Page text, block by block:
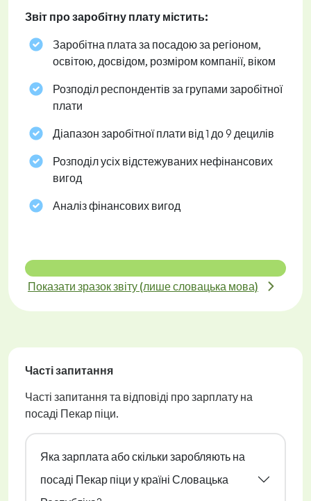
Звіт про заробітну плату містить:
Заробітна плата за посадою за регіоном,
освітою, досвідом, розміром компанії, віком
Розподіл респондентів за групами заробітної
плати
Діапазон заробітної плати від 1 до 9 децилів
Розподіл усіх відстежуваних нефінансових
вигод
Аналіз фінансових вигод
Показати зразок звіту (лише словацька мова)
Часті запитання
Часті запитання та відповіді про зарплату на
посаді Пекар піци.
Яка зарплата або скільки заробляють на
посаді Пекар піци у країні Словацька